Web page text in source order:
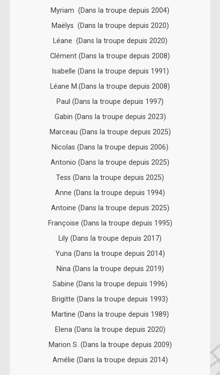
Myriam (Dans la troupe depuis 2004)
Maëlys (Dans la troupe depuis 2020)
Léane (Dans la troupe depuis 2020)
Clément (Dans la troupe depuis 2008)
Isabelle (Dans la troupe depuis 1991)
Léane M.(Dans la troupe depuis 2008)
Paul (Dans la troupe depuis 1997)
Gabin (Dans la troupe depuis 2023)
Marceau (Dans la troupe depuis 2025)
Nicolas (Dans la troupe depuis 2006)
Antonio (Dans la troupe depuis 2025)
Tess (Dans la troupe depuis 2025)
Anne (Dans la troupe depuis 1994)
Antoine (Dans la troupe depuis 2025)
Françoise (Dans la troupe depuis 1995)
Lily (Dans la troupe depuis 2017)
Yuna (Dans la troupe depuis 2014)
Nina (Dans la troupe depuis 2019)
Sabine (Dans la troupe depuis 1996)
Brigitte (Dans la troupe depuis 1993)
Martine (Dans la troupe depuis 1989)
Elena (Dans la troupe depuis 2020)
Marion S. (Dans la troupe depuis 2009)
Amélie (Dans la troupe depuis 2014)